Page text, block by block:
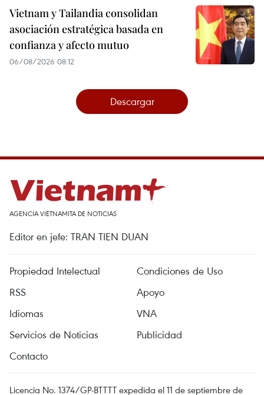
Vietnam y Tailandia consolidan
asociación estratégica basada en
confianza y afecto mutuo
06/08/2026 08:12
Descargar
AGENCIA VIETNAMITA DE NOTICIAS
Editor en jefe: TRAN TIEN DUAN
Propiedad Intelectual
Condiciones de Uso
RSS
Apoyo
Idiomas
VNA
Servicios de Noticias
Publicidad
Contacto
Licencia No. 1374/GP-BTTTT expedida el 11 de septiembre de